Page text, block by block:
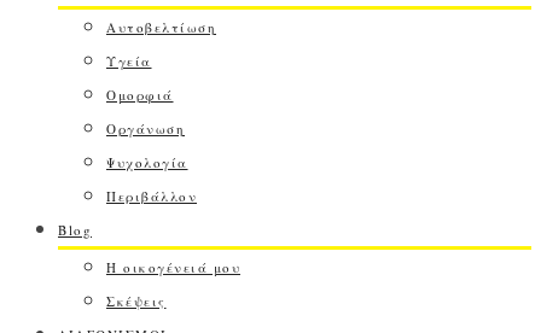
Αυτοβελτίωση
Υγεία
Ομορφιά
Οργάνωση
Ψυχολογία
Περιβάλλον
Blog
Η οικογένειά μου
Σκέψεις